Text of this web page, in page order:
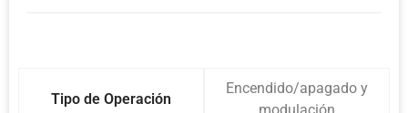
Tipo de Operación
Encendido/apagado y